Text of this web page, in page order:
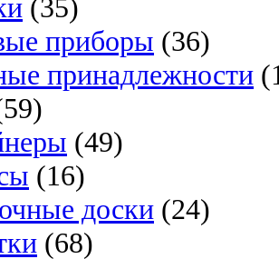
(35)
приборы (36)
принадлежности
(49)
(16)
доски (24)
(68)